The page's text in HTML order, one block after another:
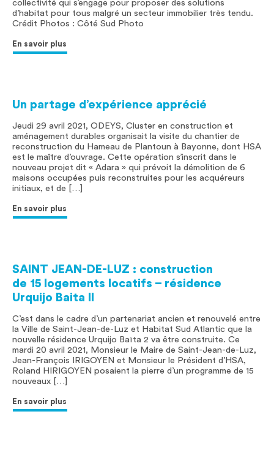
collectivité qui s’engage pour proposer des solutions
d’habitat pour tous malgré un secteur immobilier très tendu.
Crédit Photos : Côté Sud Photo
En savoir plus
Un partage d’expérience apprécié
Jeudi 29 avril 2021, ODEYS, Cluster en construction et
aménagement durables organisait la visite du chantier de
reconstruction du Hameau de Plantoun à Bayonne, dont HSA
est le maître d’ouvrage. Cette opération s’inscrit dans le
nouveau projet dit « Adara » qui prévoit la démolition de 6
maisons occupées puis reconstruites pour les acquéreurs
initiaux, et de […]
En savoir plus
SAINT JEAN-DE-LUZ : construction
de 15 logements locatifs – résidence
Urquijo Baita II
C’est dans le cadre d’un partenariat ancien et renouvelé entre
la Ville de Saint-Jean-de-Luz et Habitat Sud Atlantic que la
nouvelle résidence Urquijo Baïta 2 va être construite. Ce
mardi 20 avril 2021, Monsieur le Maire de Saint-Jean-de-Luz,
Jean-François IRIGOYEN et Monsieur le Président d’HSA,
Roland HIRIGOYEN posaient la pierre d’un programme de 15
nouveaux […]
En savoir plus